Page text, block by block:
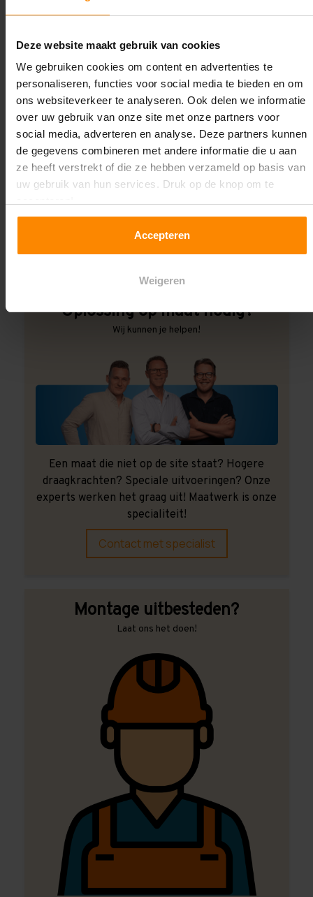
Deze website maakt gebruik van cookies
We gebruiken cookies om content en advertenties te
personaliseren, functies voor social media te bieden en om
ons websiteverkeer te analyseren. Ook delen we informatie
over uw gebruik van onze site met onze partners voor
social media, adverteren en analyse. Deze partners kunnen
de gegevens combineren met andere informatie die u aan
ze heeft verstrekt of die ze hebben verzameld op basis van
uw gebruik van hun services. Druk op de knop om te
Accepteren
Weigeren
Liggerlengte:
2.700 mm
Aantal niveaus:
3
Kleur staanders:
Blauw
Draagkracht per liggerniveau:
Maximale jukbelasting:
Oplossing op maat nodig?
Wij kunnen je helpen!
Een maat die niet op de site staat? Hogere
draagkrachten? Speciale uitvoeringen? Onze
experts werken het graag uit! Maatwerk is onze
specialiteit!
Contact met specialist
Montage uitbesteden?
Laat ons het doen!